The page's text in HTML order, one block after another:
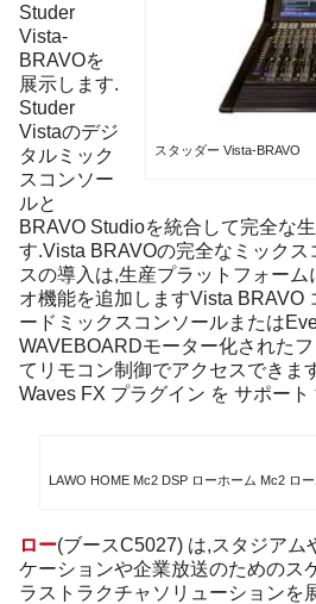
スタッダー Vista-BRAVO
Studer
Vista-
BRAVOを
展示します.
Studer
Vistaのデジ
タルミック
スコンソー
ルと
BRAVO Studioを統合して完全な
す.Vista BRAVOの完全なミックス
スの導入は,生産プラットフォーム
オ機能を追加しますVista BRAVO
ードミックスコンソールまたは
WAVEBOARDモーター化された
てリモコン制御でアクセスできま
Waves FX プラグイン を サポート
LAWO HOME Mc2 DSP ローホーム Mc2 ロ
ロー(ブースC5027) は,スタジアム
ケーションや企業放送のためのス
ラストラクチャソリューションを